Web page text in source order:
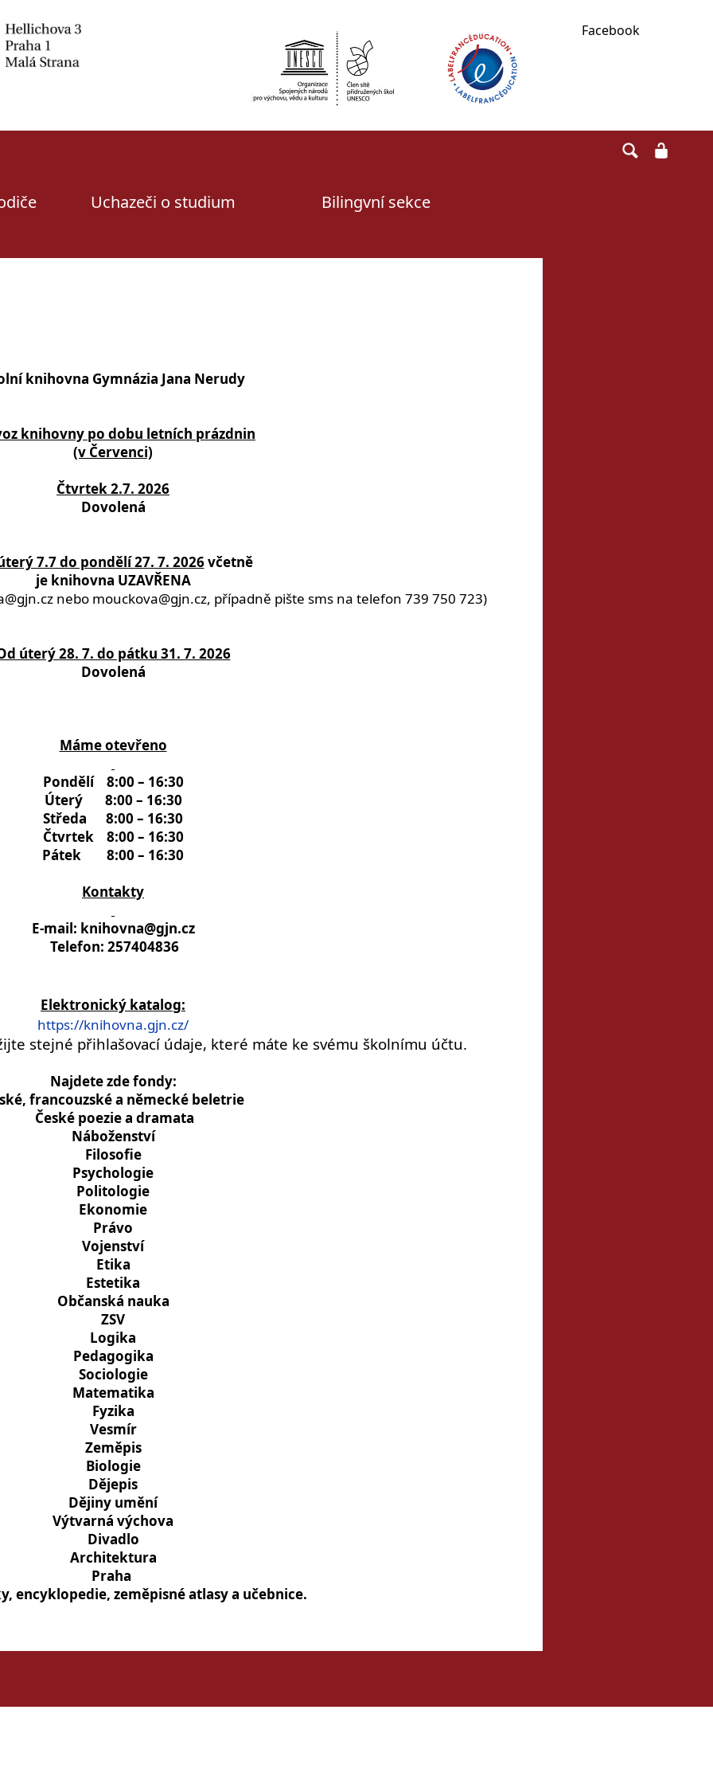
Facebook
Uchazeči o studium Bilingvní sekce
knihovna Gymnázia Jana Nerudy
knihovny po dobu letních prázdnin
(v Červenci)
Čtvrtek 2.7. 2026
Dovolená
7.7 do pondělí 27. 7. 2026včetně
je knihovna UZAVŘENA
nebo mouckova@gjn.cz, případně pište sms na telefon 739 750 723)
úterý 28. 7. do pátku 31. 7. 2026
Dovolená
Máme otevřeno
Pondělí 8:00 – 16:30
Úterý 8:00 – 16:30
Středa 8:00 – 16:30
Čtvrtek 8:00 – 16:30
Pátek 8:00 – 16:30
Kontakty
E-mail: knihovna@gjn.cz
Telefon: 257404836
Elektronický katalog:
https://knihovna.gjn.cz/
stejné přihlašovací údaje, které máte ke svému školnímu účtu.
Najdete zde fondy:
francouzské a německé beletrie
České poezie a dramata
Náboženství
Filosofie
Psychologie
Politologie
Ekonomie
Právo
Vojenství
Etika
Estetika
Občanská nauka
ZSV
Logika
Pedagogika
Sociologie
Matematika
Fyzika
Vesmír
Zeměpis
Biologie
Dějepis
Dějiny umění
Výtvarná výchova
Divadlo
Architektura
Praha
encyklopedie, zeměpisné atlasy a učebnice.